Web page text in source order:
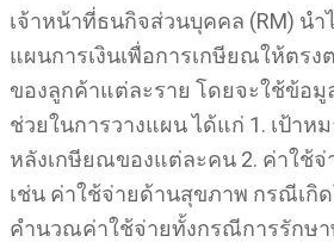
เจ้าหน้าที่ธนกิจส่วนบุคคล (RM) นำ
แผนการเงินเพื่อการเกษียณให้ตรง
ของลูกค้าแต่ละราย โดยจะใช้ข้อมู
ช่วยในการวางแผน ได้แก่ 1. เป้าห
หลังเกษียณของแต่ละคน 2. ค่าใช้
เช่น ค่าใช้จ่ายด้านสุขภาพ กรณีเกิ
คำนวณค่าใช้จ่ายทั้งกรณีการรักษา